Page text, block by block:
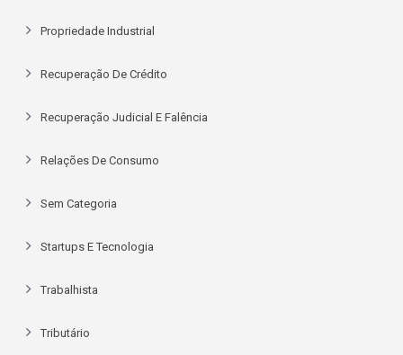
Propriedade Industrial
Recuperação De Crédito
Recuperação Judicial E Falência
Relações De Consumo
Sem Categoria
Startups E Tecnologia
Trabalhista
Tributário